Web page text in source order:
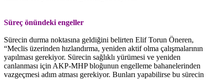
Süreç önündeki engeller
Sürecin durma noktasına geldiğini belirten Elif Torun Öneren,
“Meclis üzerinden hızlandırma, yeniden aktif olma çalışmalarının
yapılması gerekiyor. Sürecin sağlıklı yürümesi ve yeniden
canlanması için AKP-MHP bloğunun engelleme bahanelerinden
vazgeçmesi adım atması gerekiyor. Bunları yapabilirse bu sürecin